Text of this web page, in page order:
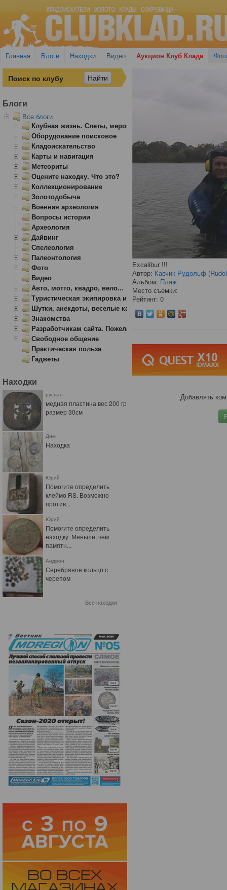
Главная Блоги Находки Видео Аукцион Клуб Клада
Excalibur !!!
Автор: Кавчик Рудольф
Альбом: Пляж
Место съемки:
Рейтинг: 0
Добавлять
Блоги
Все блоги
Клубная жизнь. Слеты, мероприятия
Оборудование поисковое
Кладоискательство
Карты и навигация
Метеориты
Оцените находку. Что это?
Коллекционирование
Золотодобыча
Военная археология
Вопросы истории
Археология
Дайвинг
Спелеология
Палеонтология
Фото
Видео
Авто, мотто, квадро, вело...
Туристическая экипировка и снаряжение
Шутки, анекдоты, веселые картинки
Знакомства
Разработчикам сайта. Пожелания, замечания.
Свободное общение
Практическая польза
Гаджеты
Находки
руслан
медная пластина вес 200 гр
размер 30см
Дим
Находка
Юрий
Помогите определить
клеймо RS. Возможно
против...
Юрий
Помогите определить
находку. Меньше, чем
памятн...
Андрон
Серебряное кольцо с
черепом
Все находки